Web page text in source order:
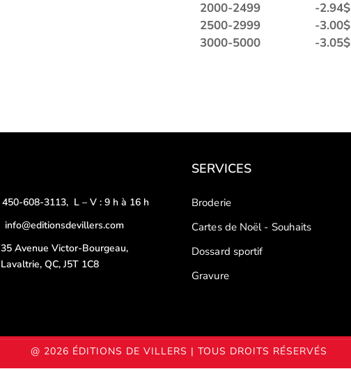
2000-2499
-2.94$
2500-2999
-3.00$
3000-5000
-3.05$
450-608-3113, L – V : 9 h à 16 h
info@editionsdevillers.com
35 Avenue Victor-Bourgeau,
Lavaltrie, QC, J5T 1C8
SERVICES
Broderie
Cartes de Noël - Souhaits
Dossard sportif
Gravure
@ 2026 ÉDITIONS DE VILLERS | TOUS DROITS RÉSERVÉS